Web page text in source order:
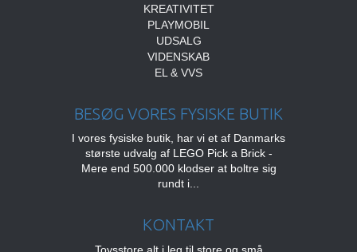
KREATIVITET
PLAYMOBIL
UDSALG
VIDENSKAB
EL & VVS
BESØG VORES FYSISKE BUTIK
I vores fysiske butik, har vi et af Danmarks
største udvalg af LEGO Pick a Brick -
Mere end 500.000 klodser at boltre sig
rundt i...
KONTAKT